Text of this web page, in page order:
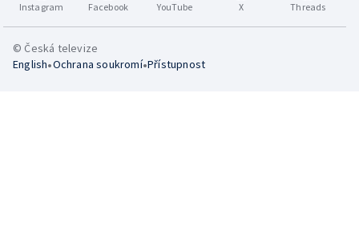
Instagram Facebook YouTube X Threads
© Česká televize
English•Ochrana soukromí•Přístupnost